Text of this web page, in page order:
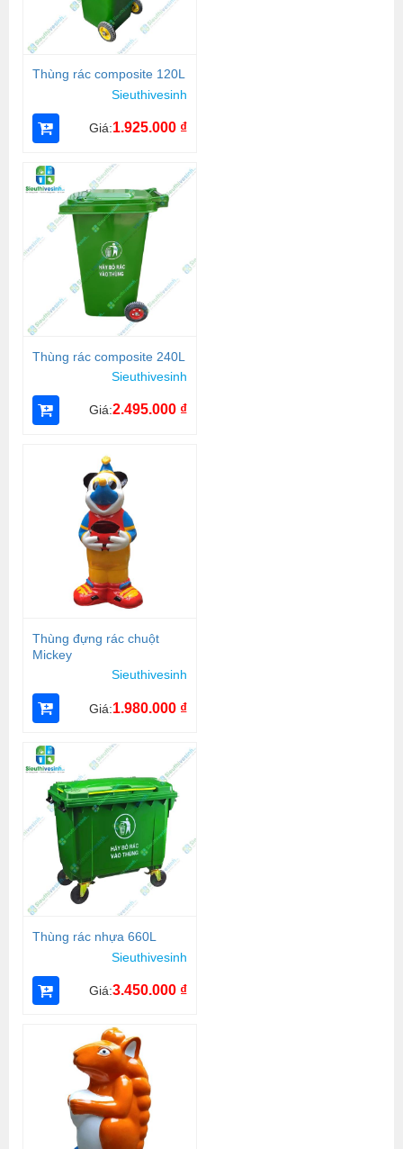
Thùng rác composite 120L
Sieuthivesinh
Giá:1.925.000 ₫
Thùng rác composite 240L
Sieuthivesinh
Giá:2.495.000 ₫
Thùng đựng rác chuột
Mickey
Sieuthivesinh
Giá:1.980.000 ₫
Thùng rác nhựa 660L
Sieuthivesinh
Giá:3.450.000 ₫